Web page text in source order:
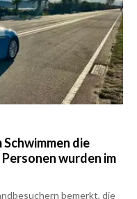
Schwimmen die
wurden im
bemerkt, die